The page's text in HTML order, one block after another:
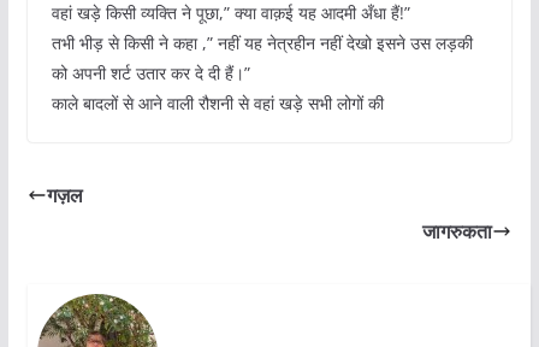
वहां खड़े किसी व्यक्ति ने पूछा,” क्या वाक़ई यह आदमी अँधा हैं!”
तभी भीड़ से किसी ने कहा ,” नहीं यह नेत्रहीन नहीं देखो इसने उस लड़की
को अपनी शर्ट उतार कर दे दी हैं।”
काले बादलों से आने वाली रौशनी से वहां खड़े सभी लोगों की
गज़ल
जागरुकता